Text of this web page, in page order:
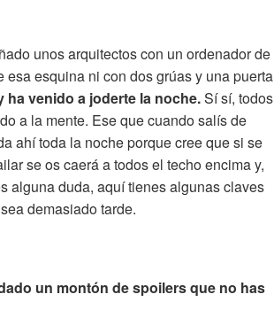
unos arquitectos con un ordenador de
esquina ni con dos grúas y una puerta
ha venido a joderte la noche.Sí sí, todos
a la mente. Ese que cuando salís de
ahí toda la noche porque cree que si se
se os caerá a todos el techo encima y,
alguna duda, aquí tienes algunas claves
demasiado tarde.
un montón de spoilers que no has